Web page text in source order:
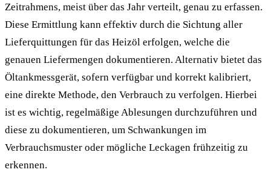
Zeitrahmens, meist über das Jahr verteilt, genau zu erfassen.
Diese Ermittlung kann effektiv durch die Sichtung aller
Lieferquittungen für das Heizöl erfolgen, welche die
genauen Liefermengen dokumentieren. Alternativ bietet das
Öltankmessgerät, sofern verfügbar und korrekt kalibriert,
eine direkte Methode, den Verbrauch zu verfolgen. Hierbei
ist es wichtig, regelmäßige Ablesungen durchzuführen und
diese zu dokumentieren, um Schwankungen im
Verbrauchsmuster oder mögliche Leckagen frühzeitig zu
erkennen.